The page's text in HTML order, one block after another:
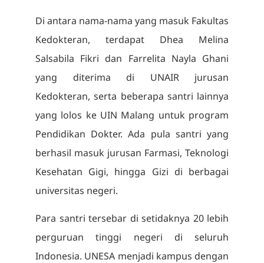
Di antara nama-nama yang masuk Fakultas
Kedokteran, terdapat Dhea Melina
Salsabila Fikri dan Farrelita Nayla Ghani
yang diterima di UNAIR jurusan
Kedokteran, serta beberapa santri lainnya
yang lolos ke UIN Malang untuk program
Pendidikan Dokter. Ada pula santri yang
berhasil masuk jurusan Farmasi, Teknologi
Kesehatan Gigi, hingga Gizi di berbagai
universitas negeri.
Para santri tersebar di setidaknya 20 lebih
perguruan tinggi negeri di seluruh
Indonesia. UNESA menjadi kampus dengan